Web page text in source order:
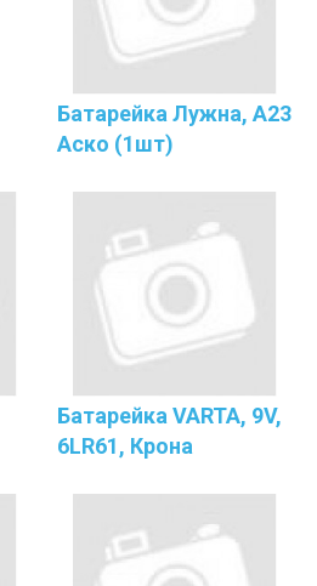
Батарейка Лужна, А23
Аско (1шт)
Батарейка VARTA, 9V,
6LR61, Крона